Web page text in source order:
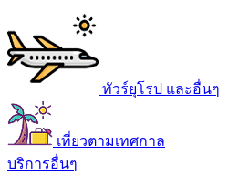
ทัวร์ยุโรป และอื่นๆ
เที่ยวตามเทศกาล
บริการอื่นๆ